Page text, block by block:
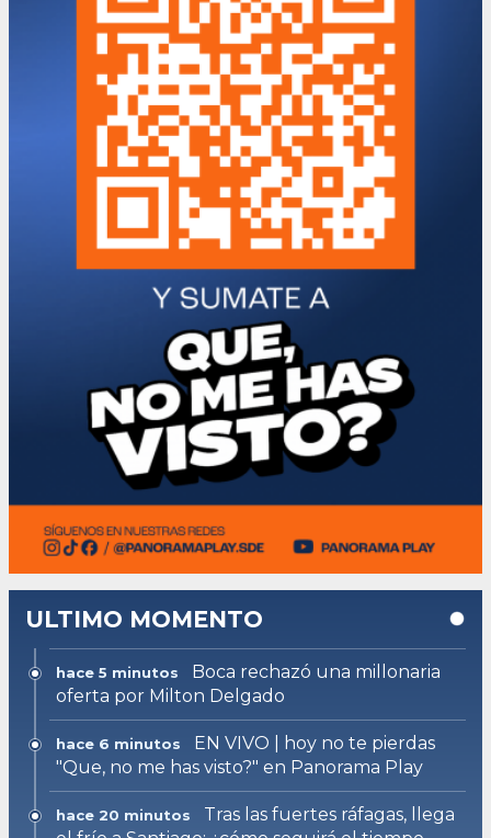
ULTIMO MOMENTO
hace 5 minutos
Boca rechazó una millonaria
oferta por Milton Delgado
hace 6 minutos
EN VIVO | hoy no te pierdas
"Que, no me has visto?" en Panorama Play
hace 20 minutos
Tras las fuertes ráfagas, llega